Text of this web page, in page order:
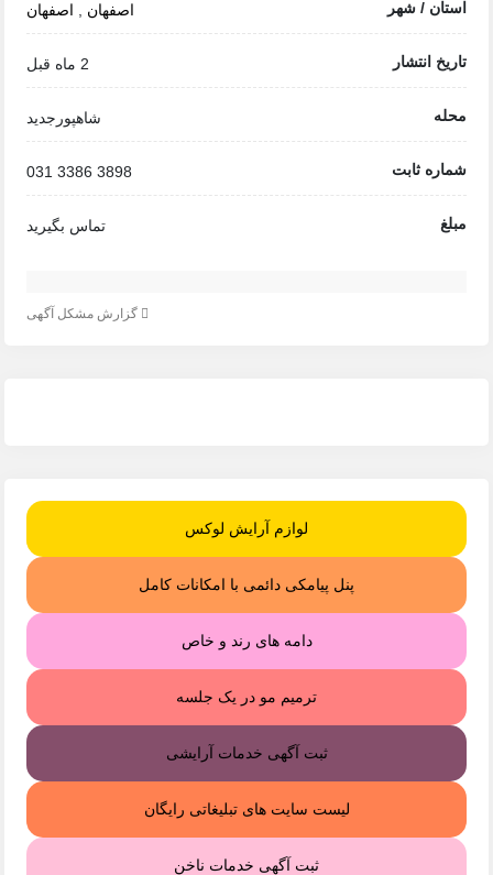
استان / شهر اصفهان اصفهان
تاریخ انتشار 2 ماه قبل
محله شاهپورجدید
شماره ثابت
مبلغ تماس بگیرید
گزارش مشکل آگهی
لوازم آرایش لوکس
پنل پیامکی دائمی با امکانات کامل
دامه های رند و خاص
ترمیم مو در یک جلسه
ثبت آگهی خدمات آرایشی
لیست سایت های تبلیغاتی رایگان
ثبت آگهی خدمات ناخن